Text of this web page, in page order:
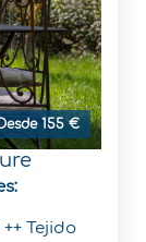
155 €
Tejido